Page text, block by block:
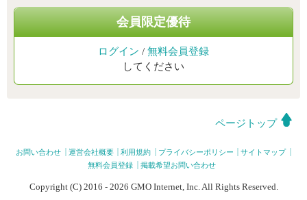
会員限定優待
ログイン / 無料会員登録
してください
ページトップ
お問い合わせ 運営会社概要 利用規約 プライバシーポリシー
サイトマップ
無料会員登録
掲載希望お問い合わせ
Copyright (C) 2016 - 2026 GMO Internet, Inc. All Rights Reserved.